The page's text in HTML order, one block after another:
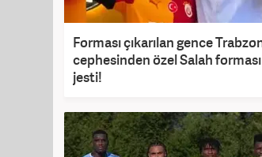
Forması çıkarılan gence
cephesinden özel Salah forması
jesti!